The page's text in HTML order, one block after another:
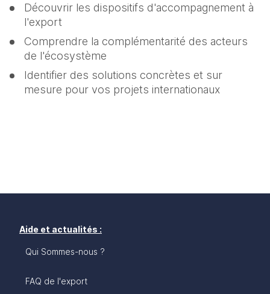
Découvrir les dispositifs d'accompagnement à
l'export
Comprendre la complémentarité des acteurs
de l'écosystème
Identifier des solutions concrètes et sur
mesure pour vos projets internationaux
Aide et actualités :
Qui Sommes-nous ?
FAQ de l'export